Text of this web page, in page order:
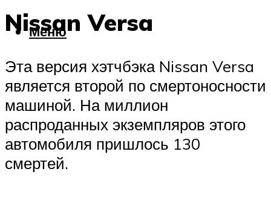
Меню
Nissan Versa
Эта версия хэтчбэка Nissan Versa
является второй по смертоносности
машиной. На миллион
распроданных экземпляров этого
автомобиля пришлось 130
смертей.